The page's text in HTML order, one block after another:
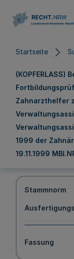
Startseite
Zahnarzthelfer
1999 der
19.11.1999
Stammnorm
Fassung